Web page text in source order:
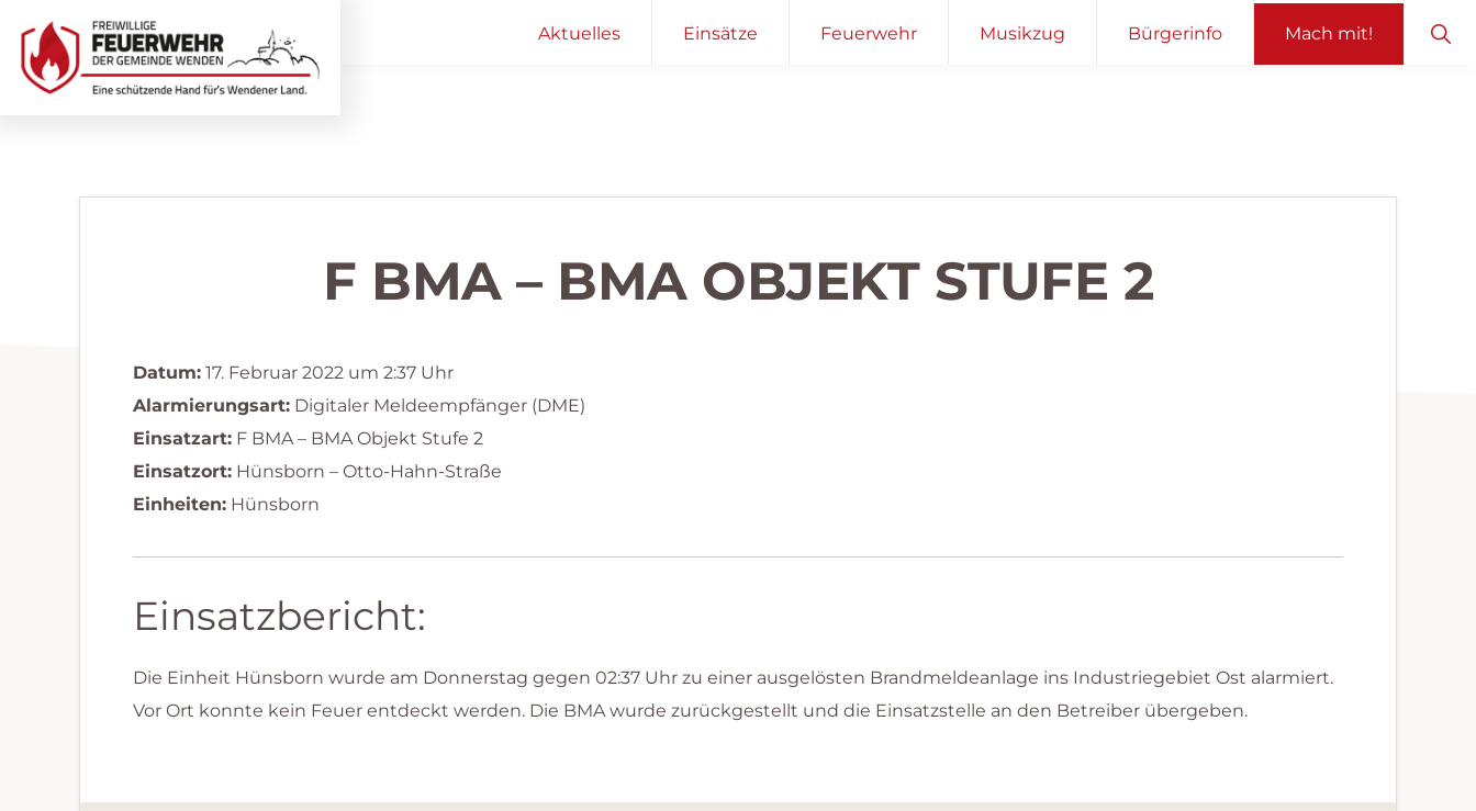
Hauptnavigation
springen
Inhalt
springen
Aktuelles Einsätze Feuerwehr Musikzug Bürgerinfo Mach mit!
F BMA – BMA OBJEKT STUFE 2
Datum: 17. Februar 2022 um 2:37 Uhr
Alarmierungsart: Digitaler Meldeempfänger (DME)
Einsatzart: F BMA – BMA Objekt Stufe 2
Einsatzort: Hünsborn – Otto-Hahn-Straße
Einheiten: Hünsborn
Einsatzbericht:
Die Einheit Hünsborn wurde am Donnerstag gegen 02:37 Uhr zu einer ausgelösten Brandmeldeanlage ins Industriegebiet Ost alarmiert.
Vor Ort konnte kein Feuer entdeckt werden. Die BMA wurde zurückgestellt und die Einsatzstelle an den Betreiber übergeben.